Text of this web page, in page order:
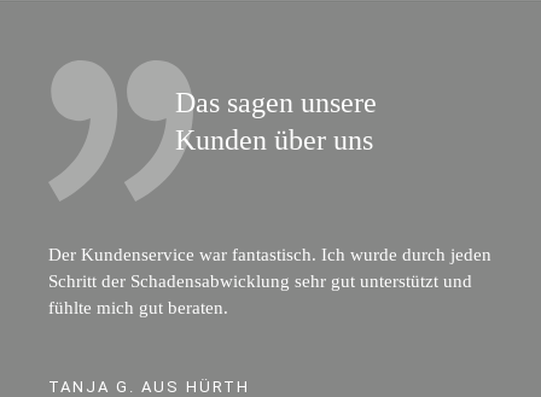
Das sagen unsere
Kunden über uns
Der Kundenservice war fantastisch. Ich wurde durch jeden
Schritt der Schadensabwicklung sehr gut unterstützt und
fühlte mich gut beraten.
TANJA G. AUS HÜRTH